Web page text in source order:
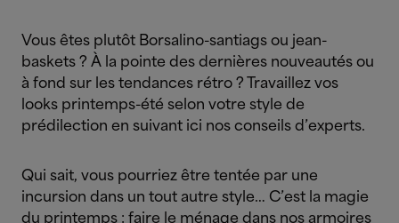
Vous êtes plutôt Borsalino-santiags ou jean-
baskets ? À la pointe des dernières nouveautés ou
à fond sur les tendances rétro ? Travaillez vos
looks printemps-été selon votre style de
prédilection en suivant ici nos conseils d’experts.
Qui sait, vous pourriez être tentée par une
incursion dans un tout autre style… C’est la magie
du printemps : faire le ménage dans nos armoires